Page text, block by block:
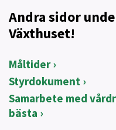
Andra sidor
Växthuset!
Måltider
Styrdokument
Samarbete med
bästa